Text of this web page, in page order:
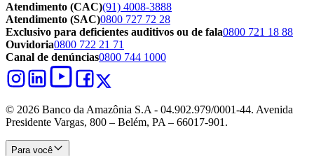
Atendimento (CAC)(91) 4008-3888
Atendimento (SAC)0800 727 72 28
Exclusivo para deficientes auditivos ou de fala0800 721 18 88
Ouvidoria0800 722 21 71
Canal de denúncias0800 744 1000
© 2026 Banco da Amazônia S.A - 04.902.979/0001‐44. Avenida
Presidente Vargas, 800 – Belém, PA – 66017-901.
Para você